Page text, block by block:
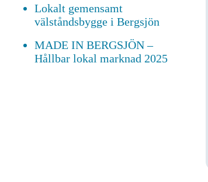
Lokalt gemensamt
välståndsbygge i Bergsjön
MADE IN BERGSJÖN –
Hållbar lokal marknad 2025